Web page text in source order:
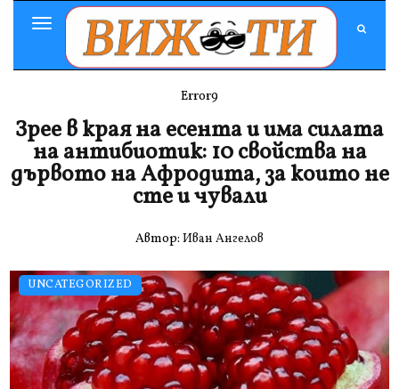
Toggle
Navigation
UNCATEGORIZED
Error9
Зрее в края на есента и има силата
на антибиотик: 10 свойства на
дървото на Афродита, за които не
сте и чували
Автор: Иван Ангелов